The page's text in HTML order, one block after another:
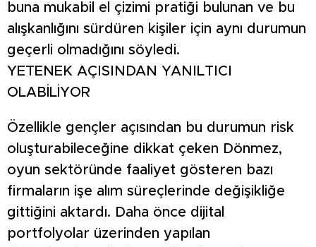
buna mukabil el çizimi pratiği bulunan ve bu
alışkanlığını sürdüren kişiler için aynı durumun
geçerli olmadığını söyledi.
YETENEK AÇISINDAN YANILTICI
OLABİLİYOR
Özellikle gençler açısından bu durumun risk
oluşturabileceğine dikkat çeken Dönmez,
oyun sektöründe faaliyet gösteren bazı
firmaların işe alım süreçlerinde değişikliğe
gittiğini aktardı. Daha önce dijital
portfolyolar üzerinden yapılan